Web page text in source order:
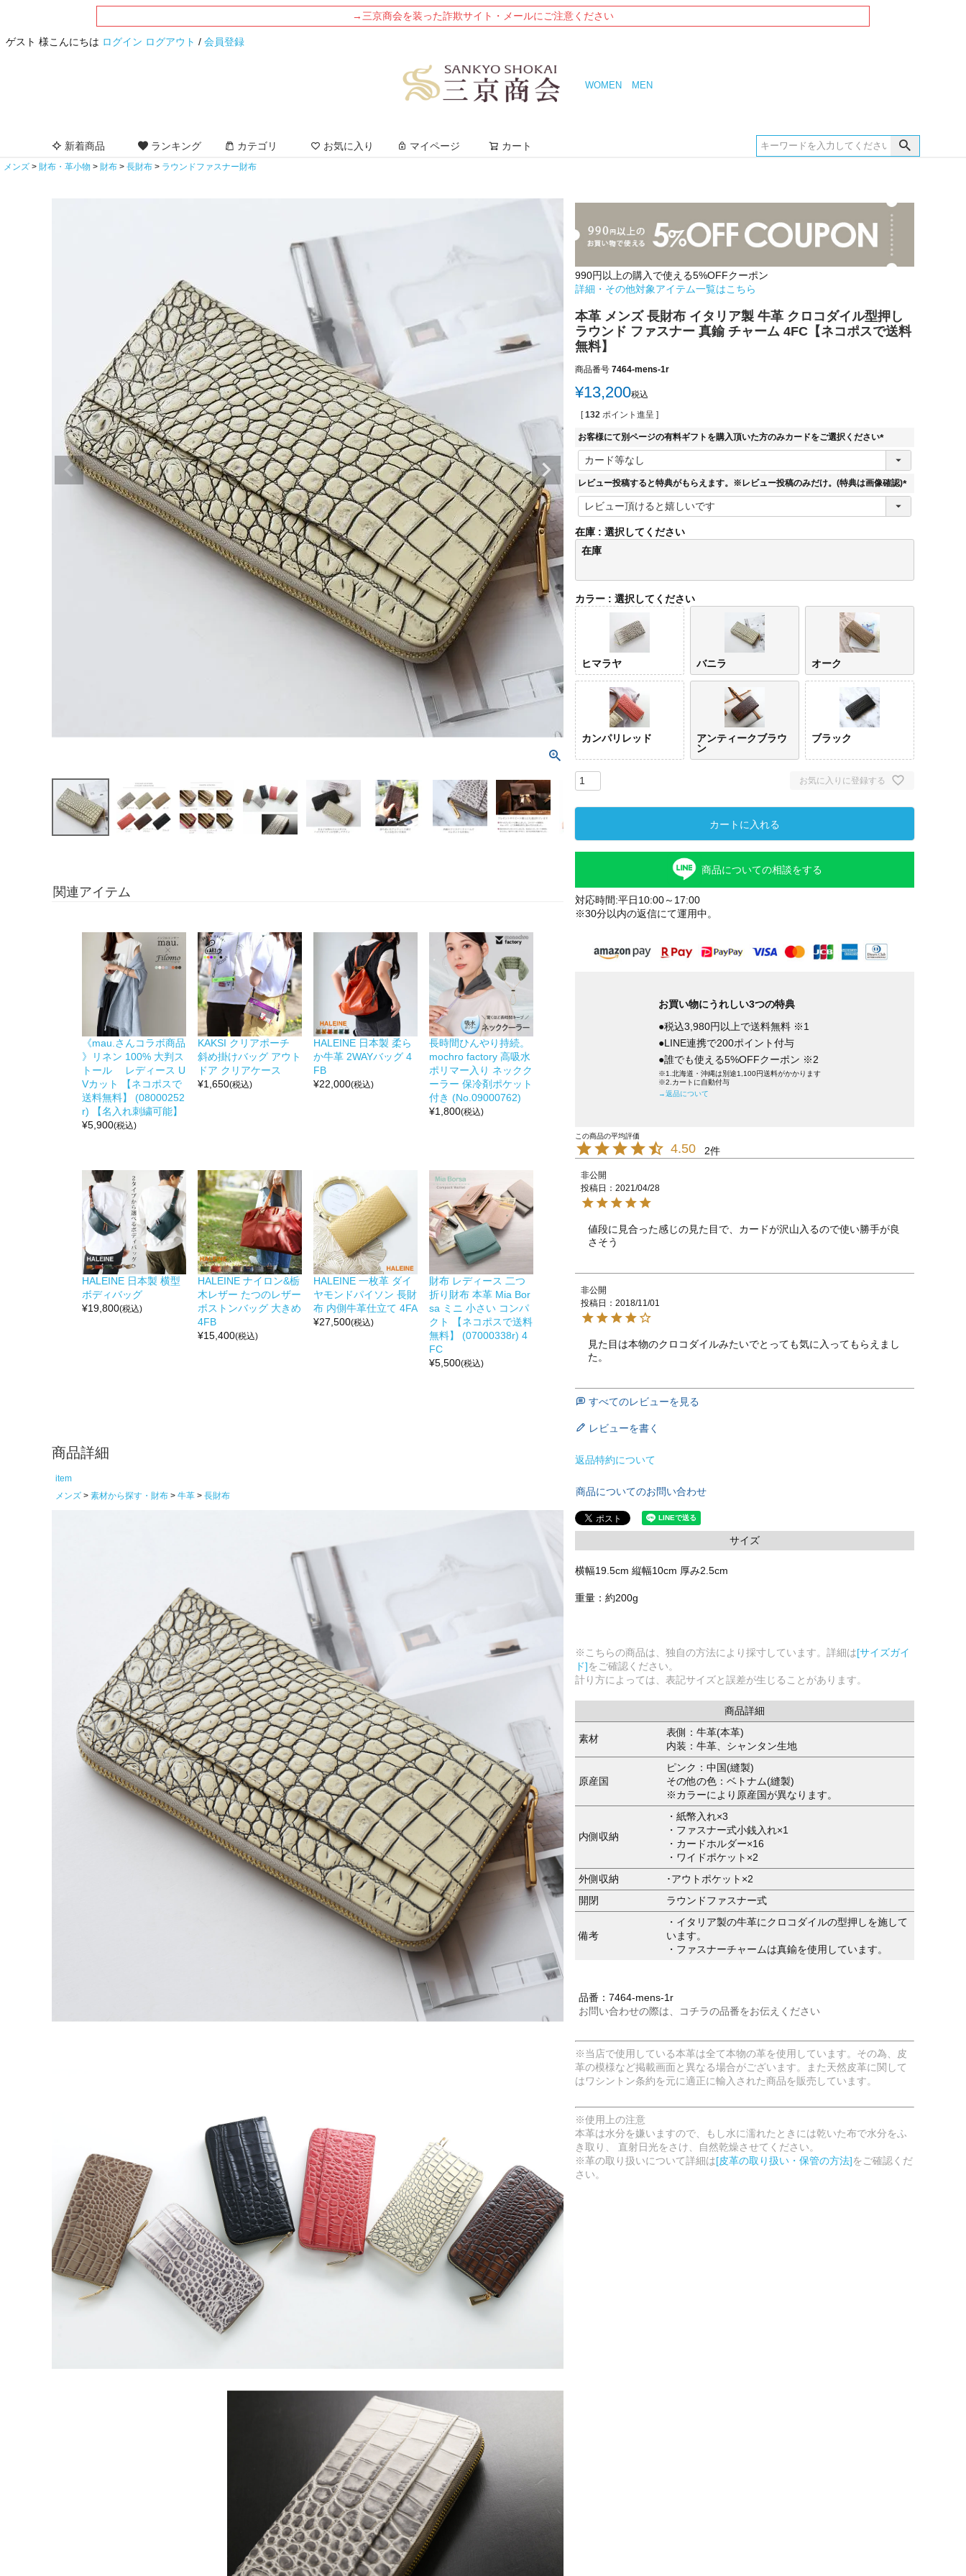
→三京商会を装った詐欺サイト・メールにご注意ください
ゲスト 様こんにちは ログイン ログアウト / 会員登録
WOMEN MEN
新着商品 ランキング カテゴリ お気に入り マイページ カート
メンズ 財布・革小物 財布 長財布 ラウンドファスナー財布
ヒマラヤ バニラ
関連アイテム
《mau.さんコラボ商品
》リネン 100% 大判ス
トール レディース U
Vカット 【ネコポスで
送料無料】 (08000252
r) 【名入れ刺繍可能】
¥5,900(税込)
KAKSI クリアポーチ
斜め掛けバッグ アウト
ドア クリアケース
¥1,650(税込)
HALEINE 日本製 柔ら
か牛革 2WAYバッグ 4
FB
¥22,000(税込)
長時間ひんやり持続。
mochro factory 高吸水
ポリマー入り ネックク
ーラー 保冷剤ポケット
付き (No.09000762)
¥1,800(税込)
HALEINE 日本製 横型
ボディバッグ
¥19,800(税込)
HALEINE ナイロン&栃
木レザー たつのレザー
ボストンバッグ 大きめ
4FB
¥15,400(税込)
HALEINE 一枚革 ダイ
ヤモンドパイソン 長財
布 内側牛革仕立て 4FA
¥27,500(税込)
財布 レディース 二つ
折り財布 本革 Mia Bor
sa ミニ 小さい コンパ
クト 【ネコポスで送料
無料】 (07000338r) 4
FC
¥5,500(税込)
商品詳細
item
メンズ
素材から探す・財布 牛革 長財布
990円以上の購入で使える5%OFFクーポン
詳細・その他対象アイテム一覧はこちら
本革 メンズ 長財布 イタリア製 牛革 クロコダイル型押し
ラウンド ファスナー 真鍮 チャーム 4FC【ネコポスで送料
無料】
商品番号 7464-mens-1r
¥13,200税込
[ 132 ポイント進呈 ]
お客様にて別ページの有料ギフトを購入頂いた方のみカードをご選択ください
(
須
レビュー投稿すると特典がもらえます。※レビュー投稿のみだけ。(特典は画像確認)
(
)
在庫
選択してください
在庫
カラー 選択してください
ヒマラヤ バニラ オーク
カンパリレッド
アンティークブラウ
ン
ブラック
お気に入りに登録する
カートに入れる
商品についての相談をする
対応時間:平日10:00～17:00
※30分以内の返信にて運用中。
お買い物にうれしい3つの特典
●税込3,980円以上で送料無料 ※1
●LINE連携で200ポイント付与
●誰でも使える5%OFFクーポン ※2
※1.北海道・沖縄は別途1,100円送料がかかります
※2.カートに自動付与
→返品について
4.50 2
非公開
投稿日
2021/04/28
値段に見合った感じの見た目で、カードが沢山入るので使い勝手が良
さそう
非公開
投稿日
2018/11/01
見た目は本物のクロコダイルみたいでとっても気に入ってもらえまし
た。
すべてのレビューを見る
レビューを書く
返品特約について
商品についてのお問い合わせ
サイズ
横幅19.5cm 縦幅10cm 厚み2.5cm
重量：約200g
※こちらの商品は、独自の方法により採寸しています。詳細は[サイズガイ
ド]をご確認ください。
計り方によっては、表記サイズと誤差が生じることがあります。
商品詳細
素材
表側：牛革(本革)
内装：牛革、シャンタン生地
原産国
ピンク：中国(縫製)
その他の色：ベトナム(縫製)
※カラーにより原産国が異なります。
内側収納
・紙幣入れ×3
・ファスナー式小銭入れ×1
・カードホルダー×16
・ワイドポケット×2
外側収納
･アウトポケット×2
開閉
ラウンドファスナー式
備考
・イタリア製の牛革にクロコダイルの型押しを施して
います。
・ファスナーチャームは真鍮を使用しています。
品番：7464-mens-1r
お問い合わせの際は、コチラの品番をお伝えください
※当店で使用している本革は全て本物の革を使用しています。その為、皮
革の模様など掲載画面と異なる場合がございます。また天然皮革に関して
はワシントン条約を元に適正に輸入された商品を販売しています。
※使用上の注意
本革は水分を嫌いますので、もし水に濡れたときには乾いた布で水分をふ
き取り、 直射日光をさけ、自然乾燥させてください。
※革の取り扱いについて詳細は[皮革の取り扱い・保管の方法]をご確認くだ
さい。